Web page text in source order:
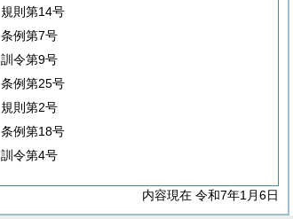
規則第14号
条例第7号
訓令第9号
条例第25号
規則第2号
条例第18号
訓令第4号
内容現在 令和7年1月6日